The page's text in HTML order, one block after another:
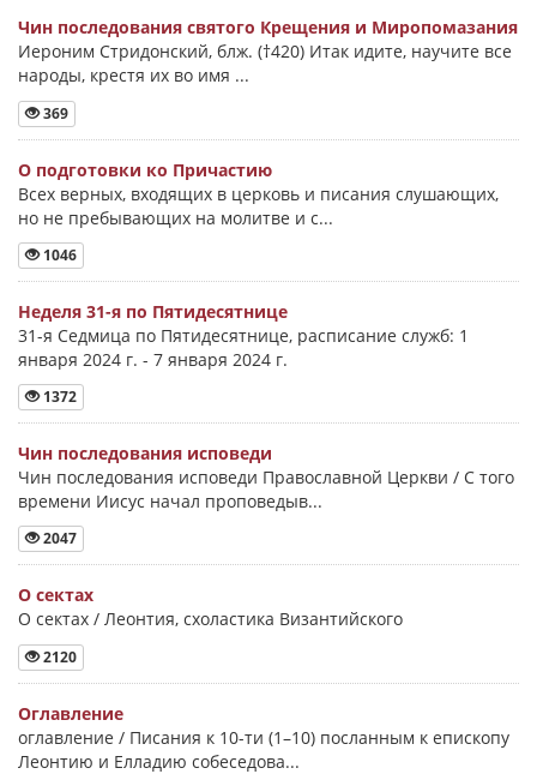
Чин последования святого Крещения и Миропомазания
Иероним Стридонский, блж. (†420) Итак идите, научите все
народы, крестя их во имя ...
369
О подготовки ко Причастию
Всех верных, входящих в церковь и писания слушающих,
но не пребывающих на молитве и с...
1046
Неделя 31-я по Пятидесятнице
31-я Седмица по Пятидесятнице, расписание служб: 1
января 2024 г. - 7 января 2024 г.
1372
Чин последования исповеди
Чин последования исповеди Православной Церкви / С того
времени Иисус начал проповедыв...
2047
О сектах
О сектах / Леонтия, схоластика Византийского
2120
Оглавление
оглавление / Писания к 10-ти (1–10) посланным к епископу
Леонтию и Елладию собеседова...